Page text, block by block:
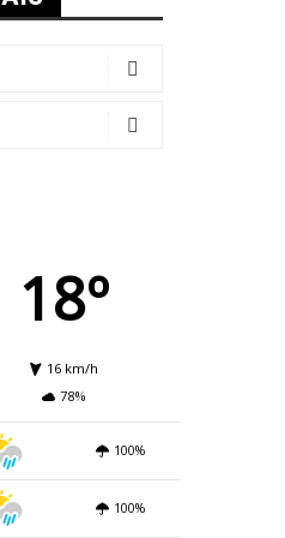
18º
16 km/h
78%
100%
100%